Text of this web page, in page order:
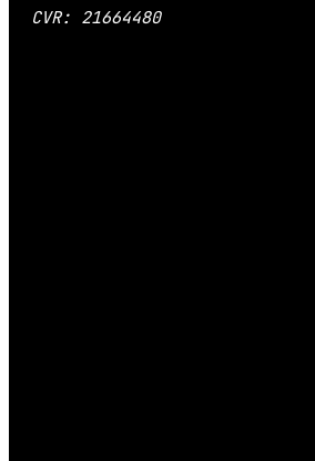
CVR: 21664480